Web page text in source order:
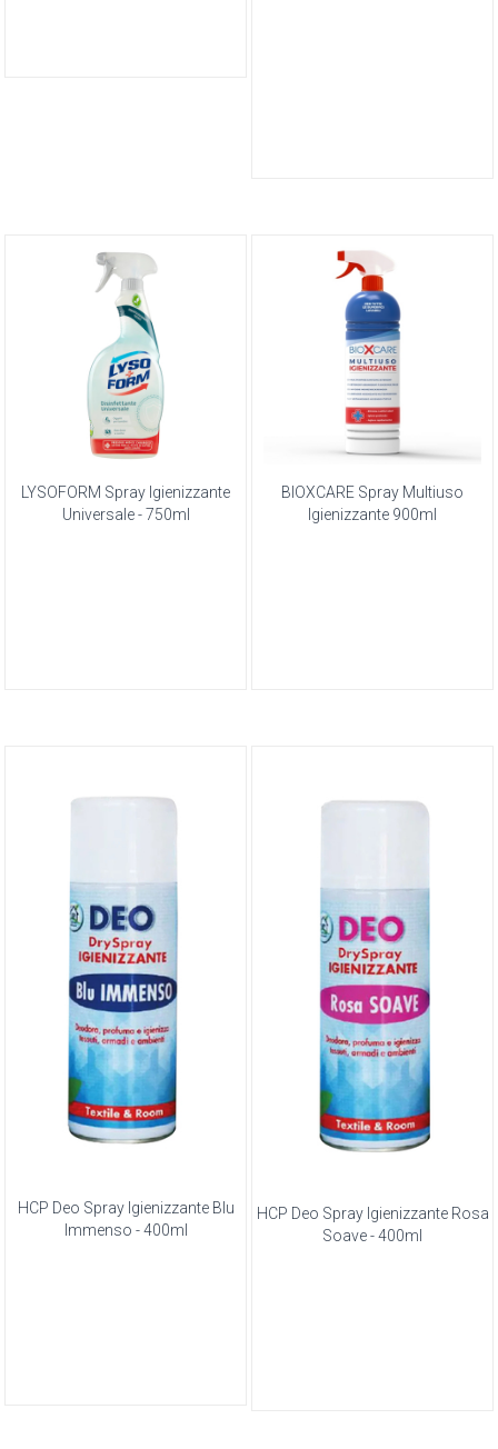
LYSOFORM Spray Igienizzante
Universale - 750ml
BIOXCARE Spray Multiuso
Igienizzante 900ml
HCP Deo Spray Igienizzante Blu
Immenso - 400ml
HCP Deo Spray Igienizzante Rosa
Soave - 400ml